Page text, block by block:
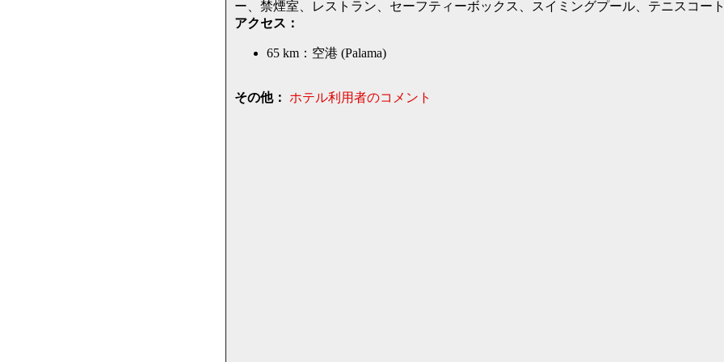
ー、禁煙室、レストラン、セーフティーボックス、スイミングプール、テニスコー
アクセス：
65 km：空港 (Palama)
その他： ホテル利用者のコメント